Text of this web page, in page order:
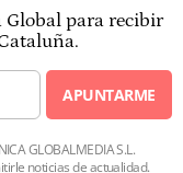
Global para recibir
APUNTARME
GLOBALMEDIA S.L.
noticias de actualidad.